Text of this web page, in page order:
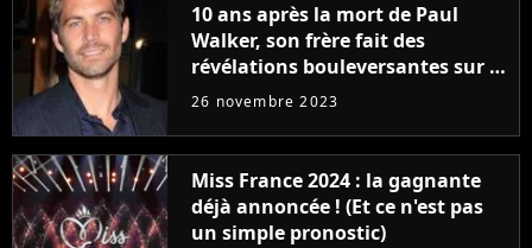
10 ans après la mort de Paul
Walker, son frère fait des
révélations bouleversantes sur la
réaction des acteurs de Fast and
26 novembre 2023
Miss France 2024 : la gagnante
déjà annoncée ! (Et ce n'est pas
un simple pronostic)